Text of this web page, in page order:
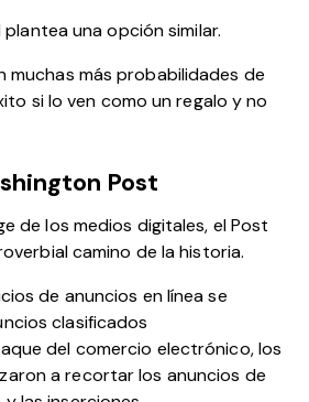
una opción similar.
muchas más probabilidades de
si lo ven como un regalo y no
Post
de los medios digitales, el Post
camino de la historia.
de anuncios en línea se
clasificados
del comercio electrónico, los
a recortar los anuncios de